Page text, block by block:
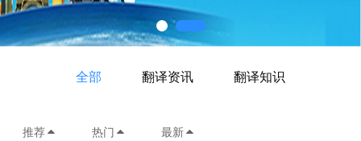
全部 翻译资讯 翻译知识
推荐 热门 最新